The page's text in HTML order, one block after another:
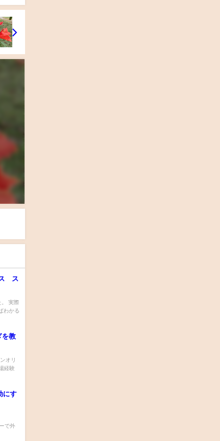
ス ス
実際
わかる
を教
オリ
経験
にす
で外